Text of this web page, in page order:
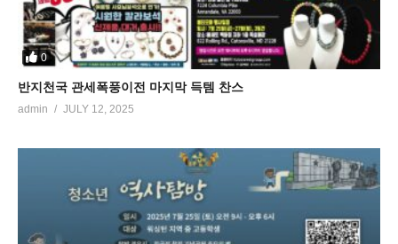
0
반지천국 관세폭풍이전 마지막 득템 찬스
admin JULY 12, 2025